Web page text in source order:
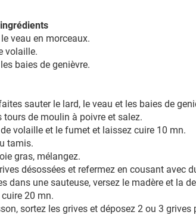
veau en morceaux.
volaille.
baies de genièvre.
sauter le lard, le veau et les baies de
tours de moulin à poivre et salez.
volaille et le fumet et laissez cuire 10 mn.
tamis.
gras, mélangez.
désossées et refermez en cousant avec
dans une sauteuse, versez le madère et la
20 mn.
sortez les grives et déposez 2 ou 3